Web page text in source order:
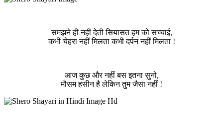
समझने ही नहीं देती सियासत हम को सच्चाई,
कभी चेहरा नहीं मिलता कभी दर्पन नहीं मिलता !
आज कुछ और नहीं बस इतना सुनो,
मौसम हसीन है लेकिन तुम जैसा नहीं !